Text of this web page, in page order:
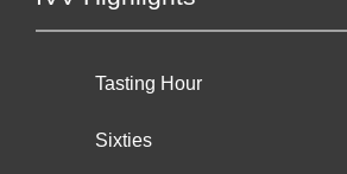
Tasting Hour
Sixties